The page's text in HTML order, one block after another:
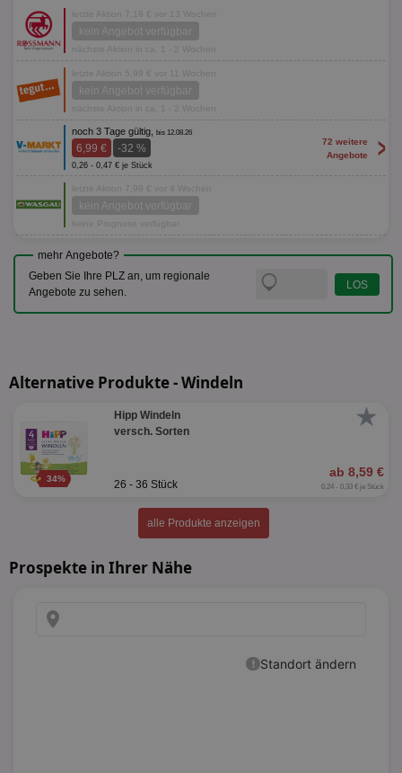
letzte Aktion 7,19 € vor 13 Wochen
kein Angebot verfügbar
nächste Aktion in ca. 1 - 2 Wochen
letzte Aktion 5,99 € vor 11 Wochen
kein Angebot verfügbar
nächste Aktion in ca. 1 - 2 Wochen
noch 3 Tage gültig, bis 12.08.26
6,99 € -32 %
0,26 - 0,47 € je Stück
72 weitere
Angebote
>
letzte Aktion 7,99 € vor 4 Wochen
kein Angebot verfügbar
keine Prognose verfügbar
mehr Angebote?
Geben Sie Ihre PLZ an, um regionale
Angebote zu sehen.
Alternative Produkte - Windeln
★
34%
Hipp Windeln
versch. Sorten
ab 8,59 €
26 - 36 Stück 0,24 - 0,33 € je Stück
alle Produkte anzeigen
Prospekte in Ihrer Nähe